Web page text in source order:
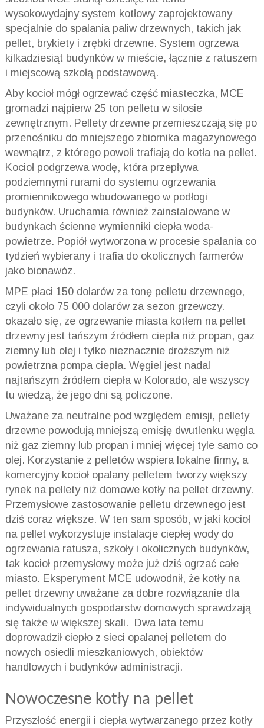
wysokowydajny system kotłowy zaprojektowany
specjalnie do spalania paliw drzewnych, takich jak
pellet, brykiety i zrębki drzewne. System ogrzewa
kilkadziesiąt budynków w mieście, łącznie z ratuszem
i miejscową szkołą podstawową.
Aby kocioł mógł ogrzewać część miasteczka, MCE
gromadzi najpierw 25 ton pelletu w silosie
zewnętrznym. Pellety drzewne przemieszczają się po
przenośniku do mniejszego zbiornika magazynowego
wewnątrz, z którego powoli trafiają do kotła na pellet.
Kocioł podgrzewa wodę, która przepływa
podziemnymi rurami do systemu ogrzewania
promiennikowego wbudowanego w podłogi
budynków. Uruchamia również zainstalowane w
budynkach ścienne wymienniki ciepła woda-
powietrze. Popiół wytworzona w procesie spalania co
tydzień wybierany i trafia do okolicznych farmerów
jako bionawóz.
MPE płaci 150 dolarów za tonę pelletu drzewnego,
czyli około 75 000 dolarów za sezon grzewczy.
okazało się, ze ogrzewanie miasta kotłem na pellet
drzewny jest tańszym źródłem ciepła niż propan, gaz
ziemny lub olej i tylko nieznacznie droższym niż
powietrzna pompa ciepła. Węgiel jest nadal
najtańszym źródłem ciepła w Kolorado, ale wszyscy
tu wiedzą, że jego dni są policzone.
Uważane za neutralne pod względem emisji, pellety
drzewne powodują mniejszą emisję dwutlenku węgla
niż gaz ziemny lub propan i mniej więcej tyle samo co
olej. Korzystanie z pelletów wspiera lokalne firmy, a
komercyjny kocioł opalany pelletem tworzy większy
rynek na pellety niż domowe kotły na pellet drzewny.
Przemysłowe zastosowanie pelletu drzewnego jest
dziś coraz większe. W ten sam sposób, w jaki kocioł
na pellet wykorzystuje instalacje ciepłej wody do
ogrzewania ratusza, szkoły i okolicznych budynków,
tak kocioł przemysłowy może już dziś ogrzać całe
miasto. Eksperyment MCE udowodnił, że kotły na
pellet drzewny uważane za dobre rozwiązanie dla
indywidualnych gospodarstw domowych sprawdzają
się także w większej skali. Dwa lata temu
doprowadził ciepło z sieci opalanej pelletem do
nowych osiedli mieszkaniowych, obiektów
handlowych i budynków administracji.
Nowoczesne kotły na pellet
Przyszłość energii i ciepła wytwarzanego przez kotły